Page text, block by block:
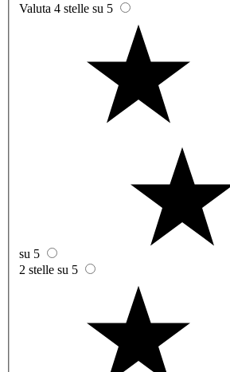
Valuta 4 stelle su 5
su 5
2 stelle su 5